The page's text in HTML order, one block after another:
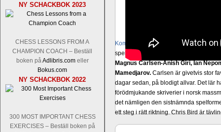
NY SCHACKBOK 2023
CHESS LESSONS FROM A
CHAMPION COACH – Beställ
boken på Adlibris.comeller
Bokus.com
NY SCHACKBOK 2022
300 MOST IMPORTANT CHESS
EXERCISES – Beställ boken på
KommenteraDen sjunde upplagan av
spelas med 12 deltagare istället för
Magnus Carlsen-Anish Giri, Ian
Mamedjarov. Carlsen är givetvis stor
dagar sedan, på blodigt allvar. Det lär
förödmjukande skriverier i norsk
det nämligen den sistnämnda
ett steg i rätt riktning. Chris Bird är